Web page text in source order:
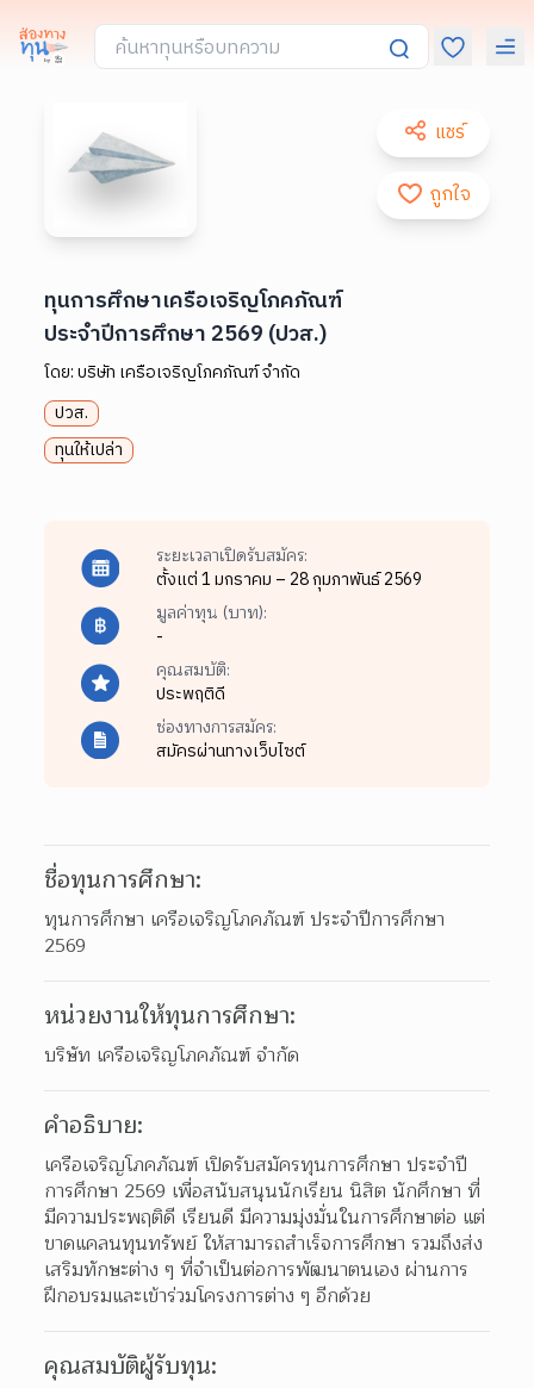
แชร์
ถูกใจ
ทุนการศึกษาเครือเจริญโภคภัณฑ์
ประจำปีการศึกษา 2569 (ปวส.)
โดย:บริษัท เครือเจริญโภคภัณฑ์ จำกัด
ปวส.
ทุนให้เปล่า
ระยะเวลาเปิดรับสมัคร:
ตั้งแต่ 1 มกราคม – 28 กุมภาพันธ์ 2569
มูลค่าทุน (บาท):
-
คุณสมบัติ:
ประพฤติดี
ช่องทางการสมัคร:
สมัครผ่านทางเว็บไซต์
ชื่อทุนการศึกษา:
ทุนการศึกษา เครือเจริญโภคภัณฑ์ ประจำปีการศึกษา
2569
หน่วยงานให้ทุนการศึกษา:
บริษัท เครือเจริญโภคภัณฑ์ จำกัด
คำอธิบาย:
เครือเจริญโภคภัณฑ์ เปิดรับสมัครทุนการศึกษา ประจำปี
การศึกษา 2569 เพื่อสนับสนุนนักเรียน นิสิต นักศึกษา ที่
มีความประพฤติดี เรียนดี มีความมุ่งมั่นในการศึกษาต่อ แต่
ขาดแคลนทุนทรัพย์ ให้สามารถสำเร็จการศึกษา รวมถึงส่ง
เสริมทักษะต่าง ๆ ที่จำเป็นต่อการพัฒนาตนเอง ผ่านการ
ฝึกอบรมและเข้าร่วมโครงการต่าง ๆ อีกด้วย
คุณสมบัติผู้รับทุน: